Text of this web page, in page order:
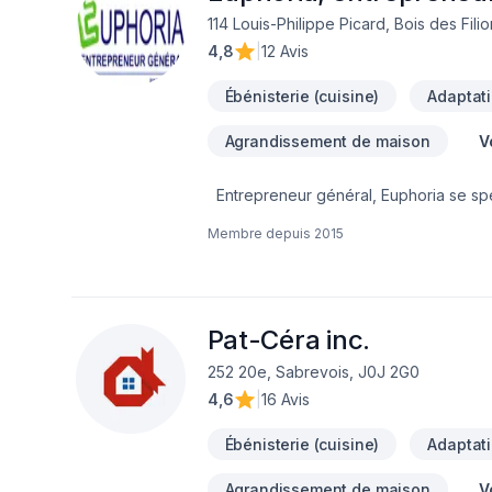
114 Louis-Philippe Picard, Bois des
4,8
12 Avis
Ébénisterie (cuisine)
Agrandissement de maison
Entrepreneur général, Euphoria se
conception (plan de construction)-
les différentes étapes de la
Membre depuis 2015
Pat-Céra inc.
252 20e, Sabrevois, J0J 2G0
4,6
16 Avis
Ébénisterie (cuisine)